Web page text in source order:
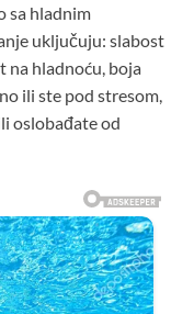
sa hladnim
uključuju: slabost
na hladnoću, boja
ili ste pod stresom,
oslobađate od